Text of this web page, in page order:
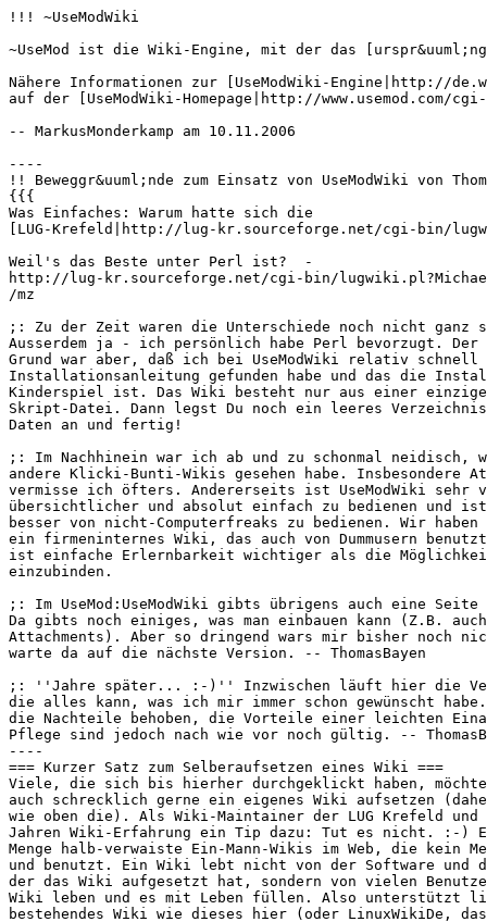
!!! ~UseModWiki
~UseMod ist die Wiki-Engine, mit der das
Nähere Informationen zur [UseModWiki-Engine|http://
auf der [UseModWiki-Homepage|http://www.usemod.com/
-- MarkusMonderkamp am 10.11.2006
----
!! Beweggr&uuml;nde zum Einsatz von UseModWiki von
{{{
Was Einfaches: Warum hatte sich die
[LUG-Krefeld|http://lug-kr.sourceforge.net/cgi-bin/
Weil's das Beste unter Perl ist?  -
http://lug-kr.sourceforge.net/cgi-bin/
/mz
;: Zu der Zeit waren die Unterschiede noch nicht ganz
Ausserdem ja - ich persönlich habe Perl bevorzugt.
Grund war aber, daß ich bei UseModWiki relativ schnell
Installationsanleitung gefunden habe und das die
Kinderspiel ist. Das Wiki besteht nur aus einer
Skript-Datei. Dann legst Du noch ein leeres
Daten an und fertig!
;: Im Nachhinein war ich ab und zu schonmal neidisch,
andere Klicki-Bunti-Wikis gesehen habe. Insbesondere
vermisse ich öfters. Andererseits ist UseModWiki sehr
übersichtlicher und absolut einfach zu bedienen und
besser von nicht-Computerfreaks zu bedienen. Wir haben
ein firmeninternes Wiki, das auch von Dummusern
ist einfache Erlernbarkeit wichtiger als die
einzubinden.
;: Im UseMod:UseModWiki gibts übrigens auch eine
Da gibts noch einiges, was man einbauen kann (Z.B. auch
Attachments). Aber so dringend wars mir bisher noch
warte da auf die nächste Version. -- ThomasBayen
;: ''Jahre später... :-)'' Inzwischen läuft hier die
die alles kann, was ich mir immer schon gewünscht
die Nachteile behoben, die Vorteile einer leichten
Pflege sind jedoch nach wie vor noch gültig. --
----
=== Kurzer Satz zum Selberaufsetzen eines Wiki ===
Viele, die sich bis hierher durchgeklickt haben,
auch schrecklich gerne ein eigenes Wiki aufsetzen
wie oben die). Als Wiki-Maintainer der LUG Krefeld
Jahren Wiki-Erfahrung ein Tip dazu: Tut es nicht. :-)
Menge halb-verwaiste Ein-Mann-Wikis im Web, die kein
und benutzt. Ein Wiki lebt nicht von der Software und
der das Wiki aufgesetzt hat, sondern von vielen
Wiki leben und es mit Leben füllen. Also unterstützt
bestehendes Wiki wie dieses hier (oder LinuxWikiDe,